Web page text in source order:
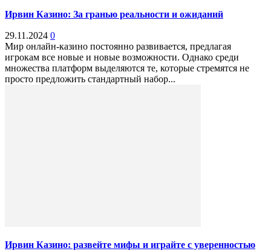
Ирвин Казино: За гранью реальности и ожиданий
29.11.2024 0
Мир онлайн-казино постоянно развивается, предлагая
игрокам все новые и новые возможности. Однако среди
множества платформ выделяются те, которые стремятся не
просто предложить стандартный набор...
Ирвин Казино: развейте мифы и играйте с уверенностью